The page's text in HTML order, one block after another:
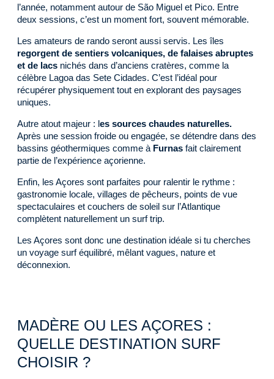
l’année, notamment autour de São Miguel et Pico. Entre
deux sessions, c’est un moment fort, souvent mémorable.
Les amateurs de rando seront aussi servis. Les îles
regorgent de sentiers volcaniques, de falaises abruptes
et de lacs nichés dans d’anciens cratères, comme la
célèbre Lagoa das Sete Cidades. C’est l’idéal pour
récupérer physiquement tout en explorant des paysages
uniques.
Autre atout majeur : les sources chaudes naturelles.
Après une session froide ou engagée, se détendre dans des
bassins géothermiques comme à Furnas fait clairement
partie de l’expérience açorienne.
Enfin, les Açores sont parfaites pour ralentir le rythme :
gastronomie locale, villages de pêcheurs, points de vue
spectaculaires et couchers de soleil sur l’Atlantique
complètent naturellement un surf trip.
Les Açores sont donc une destination idéale si tu cherches
un voyage surf équilibré, mêlant vagues, nature et
déconnexion.
MADÈRE OU LES AÇORES :
QUELLE DESTINATION SURF
CHOISIR ?